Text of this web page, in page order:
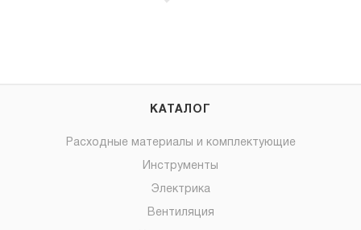
КАТАЛОГ
Расходные материалы и комплектующие
Инструменты
Электрика
Вентиляция